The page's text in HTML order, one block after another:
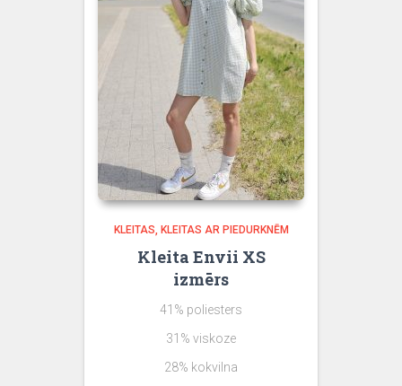
KLEITAS KLEITAS AR PIEDURKNĒM
Kleita Envii XS
izmērs
41% poliesters
31% viskoze
28% kokvilna